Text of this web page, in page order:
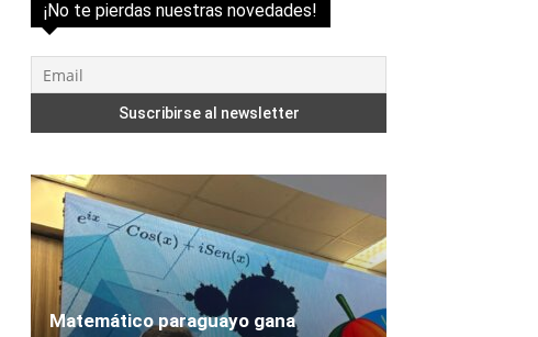
¡No te pierdas nuestras novedades!
Matemático paraguayo gana